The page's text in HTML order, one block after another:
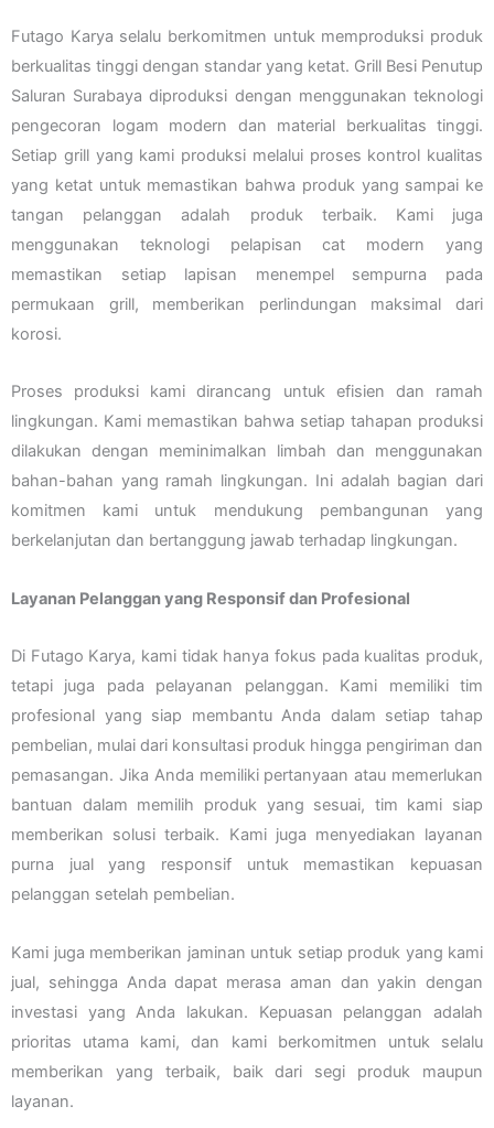
Futago Karya selalu berkomitmen untuk memproduksi produk
berkualitas tinggi dengan standar yang ketat. Grill Besi Penutup
Saluran Surabaya diproduksi dengan menggunakan teknologi
pengecoran logam modern dan material berkualitas tinggi.
Setiap grill yang kami produksi melalui proses kontrol kualitas
yang ketat untuk memastikan bahwa produk yang sampai ke
tangan pelanggan adalah produk terbaik. Kami juga
menggunakan teknologi pelapisan cat modern yang
memastikan setiap lapisan menempel sempurna pada
permukaan grill, memberikan perlindungan maksimal dari
korosi.
Proses produksi kami dirancang untuk efisien dan ramah
lingkungan. Kami memastikan bahwa setiap tahapan produksi
dilakukan dengan meminimalkan limbah dan menggunakan
bahan-bahan yang ramah lingkungan. Ini adalah bagian dari
komitmen kami untuk mendukung pembangunan yang
berkelanjutan dan bertanggung jawab terhadap lingkungan.
Layanan Pelanggan yang Responsif dan Profesional
Di Futago Karya, kami tidak hanya fokus pada kualitas produk,
tetapi juga pada pelayanan pelanggan. Kami memiliki tim
profesional yang siap membantu Anda dalam setiap tahap
pembelian, mulai dari konsultasi produk hingga pengiriman dan
pemasangan. Jika Anda memiliki pertanyaan atau memerlukan
bantuan dalam memilih produk yang sesuai, tim kami siap
memberikan solusi terbaik. Kami juga menyediakan layanan
purna jual yang responsif untuk memastikan kepuasan
pelanggan setelah pembelian.
Kami juga memberikan jaminan untuk setiap produk yang kami
jual, sehingga Anda dapat merasa aman dan yakin dengan
investasi yang Anda lakukan. Kepuasan pelanggan adalah
prioritas utama kami, dan kami berkomitmen untuk selalu
memberikan yang terbaik, baik dari segi produk maupun
layanan.